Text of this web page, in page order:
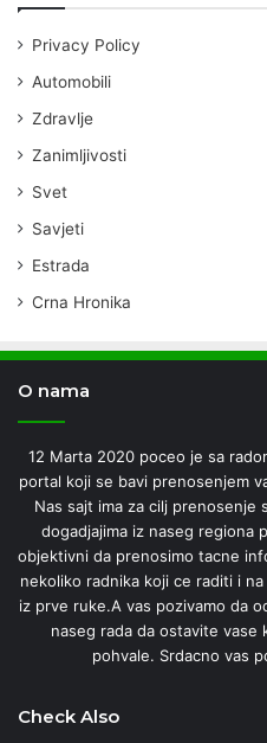
Privacy Policy
Automobili
Zdravlje
Zanimljivosti
Svet
Savjeti
Estrada
Crna Hronika
O nama
12 Marta 2020 poceo je sa
portal koji se bavi prenosenjem
Nas sajt ima za cilj prenosenje
dogadjajima iz naseg regiona
objektivni da prenosimo tacne
nekoliko radnika koji ce raditi i
iz prve ruke.A vas pozivamo da
naseg rada da ostavite vase
pohvale. Srdacno vas
Check Also